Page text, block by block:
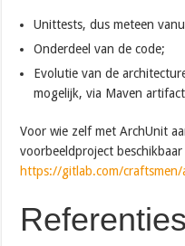
Unittests, dus meteen
Onderdeel van de code;
Evolutie van de
mogelijk, via Maven
Voor wie zelf met ArchUnit
voorbeeldproject
https://gitlab.com/craftsmen/
Referenties